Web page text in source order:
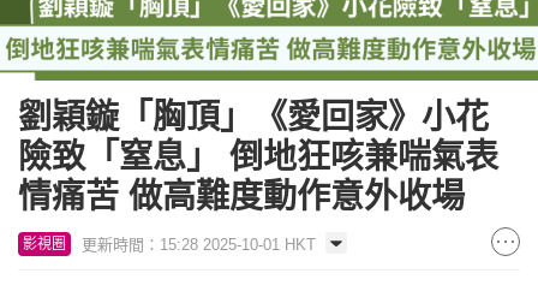
劉穎鏇「胸頂」《愛回家》小花
險致「窒息」 倒地狂咳兼喘氣表
情痛苦 做高難度動作意外收場
影視圈 更新時間：15:28 2025-10-01 HKT